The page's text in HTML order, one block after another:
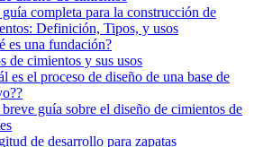
completa para la construcción de
Definición, Tipos, y usos
es una fundación?
de cimientos y sus usos
es el proceso de diseño de una base de
guía sobre el diseño de cimientos de
de desarrollo para zapatas